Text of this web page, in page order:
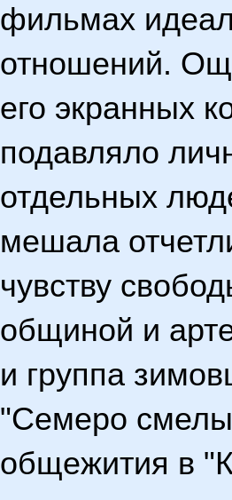
фильмах
отношений.
его экранных
подавляло
отдельных
мешала
чувству
общиной и
и группа
"Семеро
общежития в